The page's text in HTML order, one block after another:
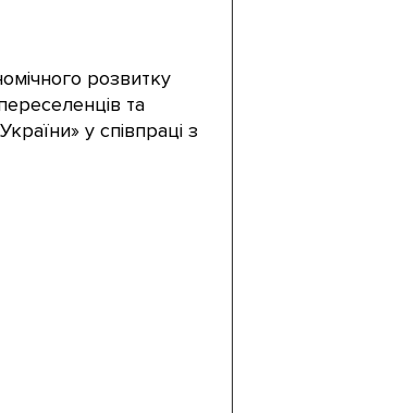
розвитку
та
у співпраці з